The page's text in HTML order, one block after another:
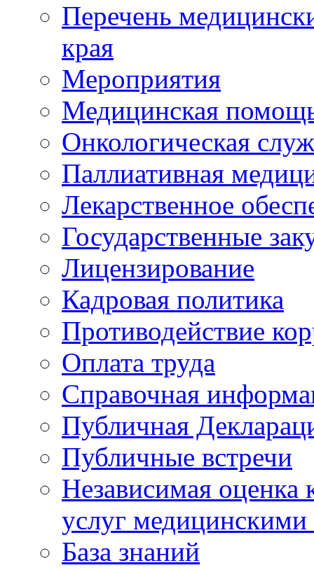
Перечень
края
Мероприятия
Медицинская
Онкологическая
Паллиативная
Лекарственное
Государственные
Лицензирование
Кадровая политика
Противодействие
Оплата труда
Справочная
Публичная
Публичные встречи
Независимая оценка
услуг
База знаний